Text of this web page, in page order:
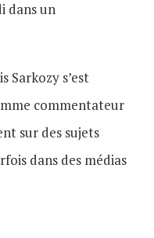
dans un
Sarkozy s’est
commentateur
sur des sujets
dans des médias